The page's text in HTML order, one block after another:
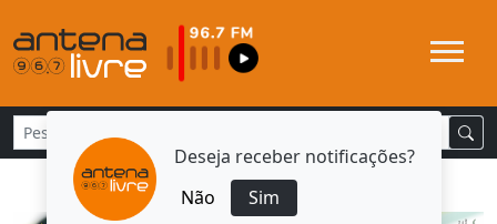
Deseja receber notificações?
Não
Sim